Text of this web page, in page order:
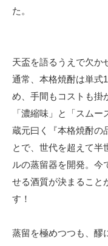
た。
天盃を語るうえで欠か
通常、本格焼酎は単式
め、手間もコストも掛
「濃縮味」と「スムー
蔵元曰く『本格焼酎の
とで、世代を超えて半
ルの蒸留器を開発。今
せる酒質が決まること
す！
蒸留を極めつつも、醪